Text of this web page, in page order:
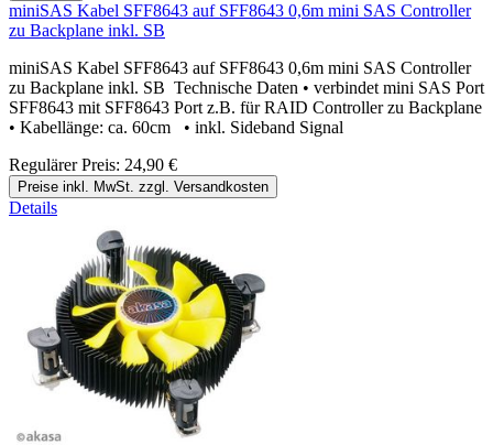
miniSAS Kabel SFF8643 auf SFF8643 0,6m mini SAS Controller
zu Backplane inkl. SB
miniSAS Kabel SFF8643 auf SFF8643 0,6m mini SAS Controller
zu Backplane inkl. SB Technische Daten • verbindet mini SAS Port
SFF8643 mit SFF8643 Port z.B. für RAID Controller zu Backplane
• Kabellänge: ca. 60cm • inkl. Sideband Signal
Regulärer Preis: 24,90 €
Preise inkl. MwSt. zzgl. Versandkosten
Details